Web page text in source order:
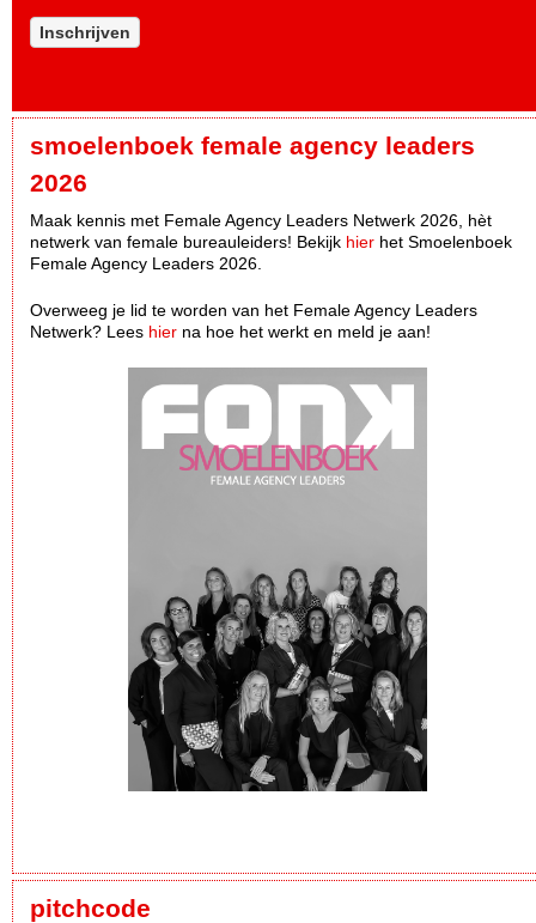
Inschrijven
smoelenboek female agency leaders
2026
Maak kennis met Female Agency Leaders Netwerk 2026, hèt
netwerk van female bureauleiders! Bekijk hier het Smoelenboek
Female Agency Leaders 2026.
Overweeg je lid te worden van het Female Agency Leaders
Netwerk? Lees hier na hoe het werkt en meld je aan!
pitchcode